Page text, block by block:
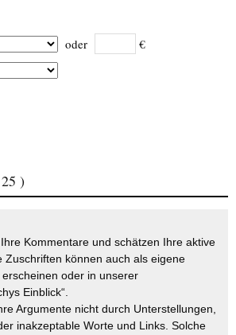
oder €
)
Kommentare und schätzen Ihre aktive
Zuschriften können auch als eigene
oder in unserer
Einblick“.
Argumente nicht durch Unterstellungen,
inakzeptable Worte und Links. Solche